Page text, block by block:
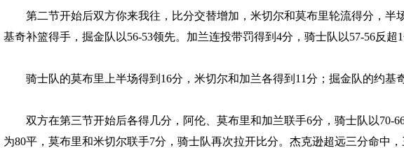
第二节开始后双方你来我往，比分交替增加，米切尔和莫布里轮流得分，半
基奇补篮得手，掘金队以56-53领先。加兰连投带罚得到4分，骑士队以57-56反超1
骑士队的莫布里上半场得到16分，米切尔和加兰各得到11分；掘金队的约基
双方在第三节开始后各得几分，阿伦、莫布里和加兰联手6分，骑士队以70-
为80平，莫布里和米切尔联手7分，骑士队再次拉开比分。杰克逊超远三分命中，